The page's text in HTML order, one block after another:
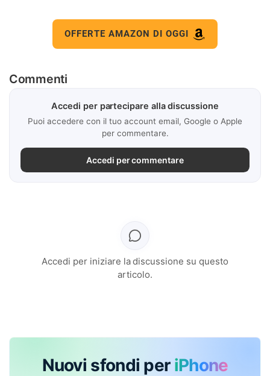
OFFERTE AMAZON DI OGGI
Commenti
Accedi per partecipare alla discussione
Puoi accedere con il tuo account email, Google o Apple
per commentare.
Accedi per commentare
Accedi per iniziare la discussione su questo
articolo.
Nuovi sfondi per iPhone